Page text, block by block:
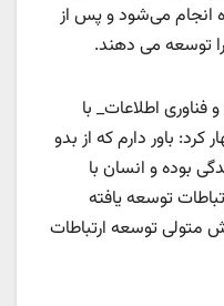
انجام می‌شود و پس از
را توسعه می دهند.
اطلاعات_ با
کرد: باور دارم که از بدو
بوده و انسان با
توسعه یافته
متولی توسعه ارتباطات